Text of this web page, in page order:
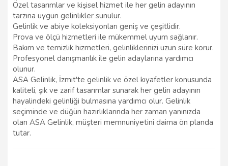
Özel tasarımlar ve kişisel hizmet ile her gelin adayının
tarzına uygun gelinlikler sunulur.
Gelinlik ve abiye koleksiyonları geniş ve çeşitlidir.
Prova ve ölçü hizmetleri ile mükemmel uyum sağlanır.
Bakım ve temizlik hizmetleri, gelinliklerinizi uzun süre korur.
Profesyonel danışmanlık ile gelin adaylarına yardımcı
olunur.
ASA Gelinlik, İzmit'te gelinlik ve özel kıyafetler konusunda
kaliteli, şık ve zarif tasarımlar sunarak her gelin adayının
hayalindeki gelinliği bulmasına yardımcı olur. Gelinlik
seçiminde ve düğün hazırlıklarında her zaman yanınızda
olan ASA Gelinlik, müşteri memnuniyetini daima ön planda
tutar.